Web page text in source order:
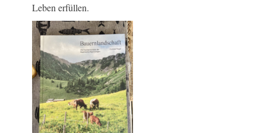
Leben erfüllen.